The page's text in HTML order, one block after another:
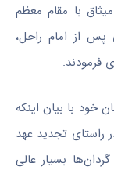
با مقام معظم
از امام راحل،
فرمودند.
با بیان اینکه
راستای تجدید عهد
بسیار عالی